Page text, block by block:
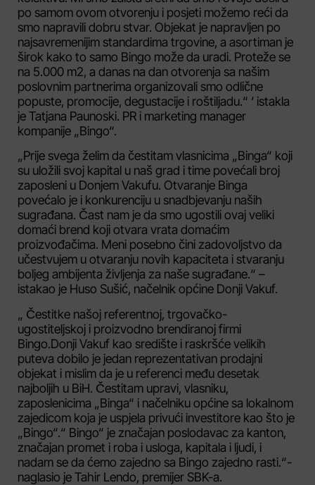
po samom ovom otvorenju i posjeti možemo reći da
smo napravili dobru stvar. Objekat je napravljen po
najsavremenijim standardima trgovine, a asortiman je
širok kako to samo Bingo može da uradi. Proteže se
na 5.000 m2, a danas na dan otvorenja sa našim
poslovnim partnerima organizovali smo odlične
popuste, promocije, degustacije i roštiljadu.“ ‘ istakla
je Tatjana Paunoski. PR i marketing manager
kompanije „Bingo“.
„Prije svega želim da čestitam vlasnicima „Binga“ koji
su uložili svoj kapital u naš grad i time povećali broj
zaposleni u Donjem Vakufu. Otvaranje Binga
povećalo je i konkurenciju u snadbjevanju naših
sugrađana. Čast nam je da smo ugostili ovaj veliki
domaći brend koji otvara vrata domaćim
proizvođačima. Meni posebno čini zadovoljstvo da
učestvujem u otvaranju novih kapaciteta i stvaranju
boljeg ambijenta življenja za naše sugrađane.“ –
istakao je Huso Sušić, načelnik općine Donji Vakuf.
„ Čestitke našoj referentnoj, trgovačko-
ugostiteljskoj i proizvodno brendiranoj firmi
Bingo.Donji Vakuf kao središte i raskršće velikih
puteva dobilo je jedan reprezentativan prodajni
objekat i mislim da je u referenci među desetak
najboljih u BiH. Čestitam upravi, vlasniku,
zaposlenicima „Binga“ i načelniku općine sa lokalnom
zajedicom koja je uspjela privući investitore kao što je
„Bingo“.“ Bingo“ je značajan poslodavac za kanton,
značajan promet i roba i usloga, kapitala i ljudi, i
nadam se da ćemo zajedno sa Bingo zajedno rasti.“-
naglasio je Tahir Lendo, premijer SBK-a.